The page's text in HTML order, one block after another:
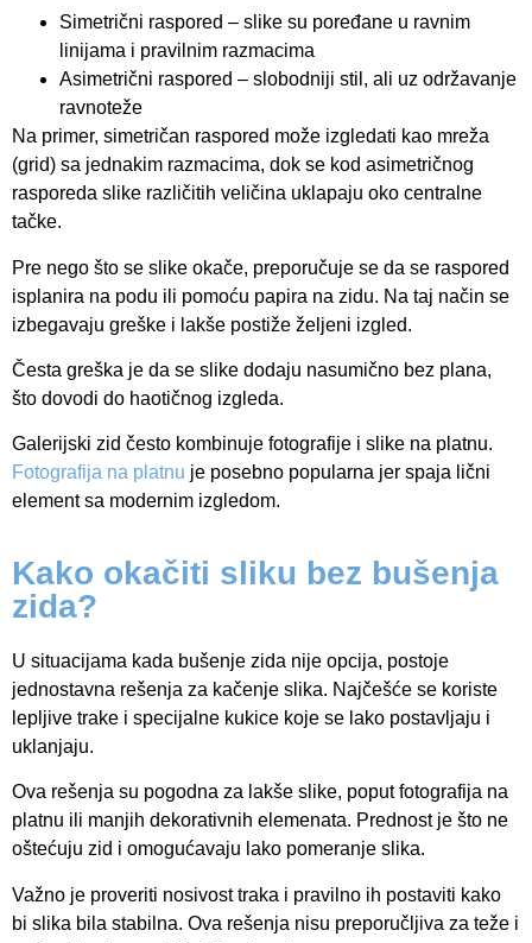
Simetrični raspored – slike su poređane u ravnim
linijama i pravilnim razmacima
Asimetrični raspored – slobodniji stil, ali uz održavanje
ravnoteže
Na primer, simetričan raspored može izgledati kao mreža
(grid) sa jednakim razmacima, dok se kod asimetričnog
rasporeda slike različitih veličina uklapaju oko centralne
tačke.
Pre nego što se slike okače, preporučuje se da se raspored
isplanira na podu ili pomoću papira na zidu. Na taj način se
izbegavaju greške i lakše postiže željeni izgled.
Česta greška je da se slike dodaju nasumično bez plana,
što dovodi do haotičnog izgleda.
Galerijski zid često kombinuje fotografije i slike na platnu.
Fotografija na platnu je posebno popularna jer spaja lični
element sa modernim izgledom.
Kako okačiti sliku bez bušenja
zida?
U situacijama kada bušenje zida nije opcija, postoje
jednostavna rešenja za kačenje slika. Najčešće se koriste
lepljive trake i specijalne kukice koje se lako postavljaju i
uklanjaju.
Ova rešenja su pogodna za lakše slike, poput fotografija na
platnu ili manjih dekorativnih elemenata. Prednost je što ne
oštećuju zid i omogućavaju lako pomeranje slika.
Važno je proveriti nosivost traka i pravilno ih postaviti kako
bi slika bila stabilna. Ova rešenja nisu preporučljiva za teže i